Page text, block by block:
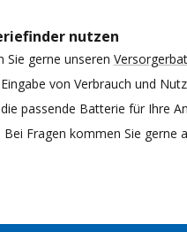
nutzen
Sie gerne unseren
von Verbrauch und
passende Batterie für Ihre
Bei Fragen kommen Sie gerne